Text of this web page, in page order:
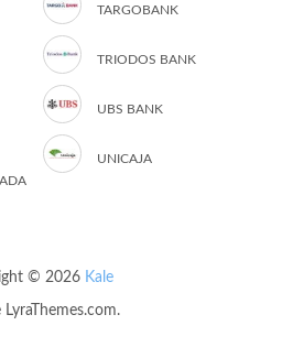
TARGOBANK
TRIODOS BANK
UBS BANK
UNICAJA
© 2026 Kale